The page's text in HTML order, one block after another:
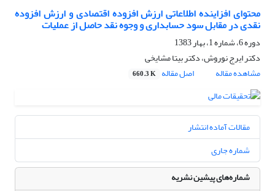
محتوای افزاینده اطلاعاتی ارزش افزوده اقتصادی و ارزش افزوده
نقدی در مقابل سود حسابداری و وجوه نقد حاصل از عملیات
دوره 6، شماره 1، بهار 1383
دکتر ایرج نوروش، دکتر بیتا مشایخی
مشاهده مقاله
اصل مقاله 660.3 K
مقالات آماده انتشار
شماره جاری
شماره‌های پیشین نشریه